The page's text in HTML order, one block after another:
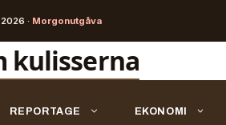
· Morgonutgåva
kulisserna
REPORTAGE EKONOMI